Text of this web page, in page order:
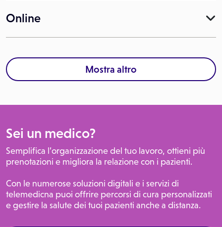
Online
Mostra altro
Sei un medico?
Semplifica l’organizzazione del tuo lavoro, ottieni più
prenotazioni e migliora la relazione con i pazienti.
Con le numerose soluzioni digitali e i servizi di
telemedicna puoi offrire percorsi di cura personalizzati
e gestire la salute dei tuoi pazienti anche a distanza.